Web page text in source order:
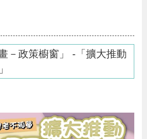
－政策櫥窗」 -「擴大推動